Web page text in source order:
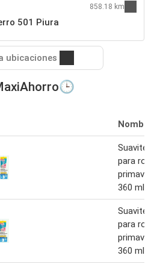
501 Piura
858.18 km
ubicaciones
Nombre
Suavitel
para
360 ml
Suavitel
para
360 ml